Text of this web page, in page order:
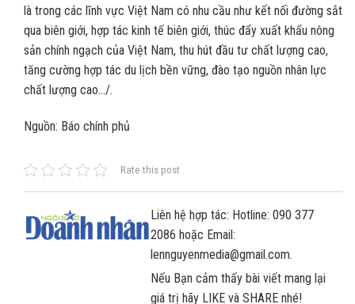
là trong các lĩnh vực Việt Nam có nhu cầu như kết nối đường sắt
qua biên giới, hợp tác kinh tế biên giới, thúc đẩy xuất khẩu nông
sản chính ngạch của Việt Nam, thu hút đầu tư chất lượng cao,
tăng cường hợp tác du lịch bền vững, đào tạo nguồn nhân lực
chất lượng cao…/.
Nguồn: Báo chính phủ
Rate this post
Liên hệ hợp tác: Hotline: 090 377
2086 hoặc Email:
lennguyenmedia@gmail.com.
Nếu Bạn cảm thấy bài viết mang lại
giá trị hãy LIKE và SHARE nhé!